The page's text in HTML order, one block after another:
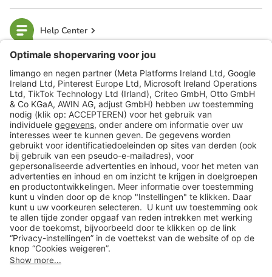
Help Center
limango
Veilig winkelen
Klantenservice
Shop
Acties